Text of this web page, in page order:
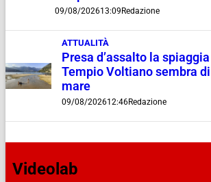
09/08/202613:09 Redazione
ATTUALITÀ
Presa d’assalto la
Tempio Voltiano sembra di
mare
09/08/202612:46Redazione
Videolab